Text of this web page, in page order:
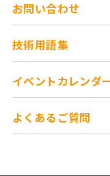
お問い合わせ
技術用語集
イベントカレンダ
よくあるご質問